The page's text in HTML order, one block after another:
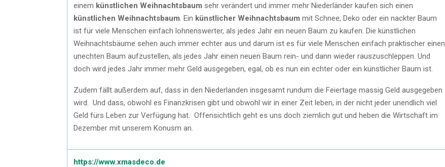
einem künstlichen Weihnachtsbaum sehr verändert und immer mehr Niederländer kaufen sich einen
künstlichen Weihnachtsbaum . Ein künstlicher Weihnachtsbaum mit Schnee, Deko oder ein nackter Baum
ist für viele Menschen einfach lohnenswerter, als jedes Jahr ein neuen Baum zu kaufen. Die künstlichen
Weihnachtsbäume sehen auch immer echter aus und darum ist es für viele Menschen einfach praktischer einen
unechten Baum aufzustellen, als jedes Jahr einen neuen Baum rein- und dann wieder rauszuschleppen. Und
doch wird jedes Jahr immer mehr Geld ausgegeben, egal, ob es nun ein echter oder ein künstlicher Baum ist.
Zudem fällt außerdem auf, dass in den Niederlanden insgesamt rundum die Feiertage massig Geld ausgegeben
wird. Und dass, obwohl es Finanzkrisen gibt und obwohl wir in einer Zeit leben, in der nicht jeder unendlich viel
Geld fürs Leben zur Verfügung hat. Offensichtlich geht es uns doch ziemlich gut und heben die Wirtschaft im
Dezember mit unserem Konusm an.
https://www.xmasdeco.de